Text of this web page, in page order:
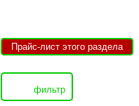
Прайс-лист этого раздела
фильтр